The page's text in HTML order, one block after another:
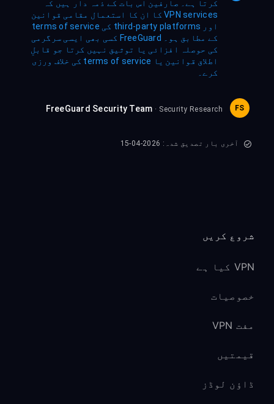
کرتا ہے۔ صارفین اس بات کے ذمہ دار ہیں کہ
VPN services کا ان کا استعمال مقامی قوانین
اور third-party platforms کی terms of service
کے مطابق ہو۔ FreeGuard کسی بھی ایسی سرگرمی
کی حوصلہ افزائی یا توثیق نہیں کرتا جو قابلِ
اطلاق قوانین یا terms of service کی خلاف ورزی
کرے۔
FS
FreeGuard Security Team · Security Research
آخری بار تصدیق شدہ: 2026-04-15
شروع کریں
VPN کیا ہے
خصوصیات
مفت VPN
قیمتیں
ڈاؤن لوڈز